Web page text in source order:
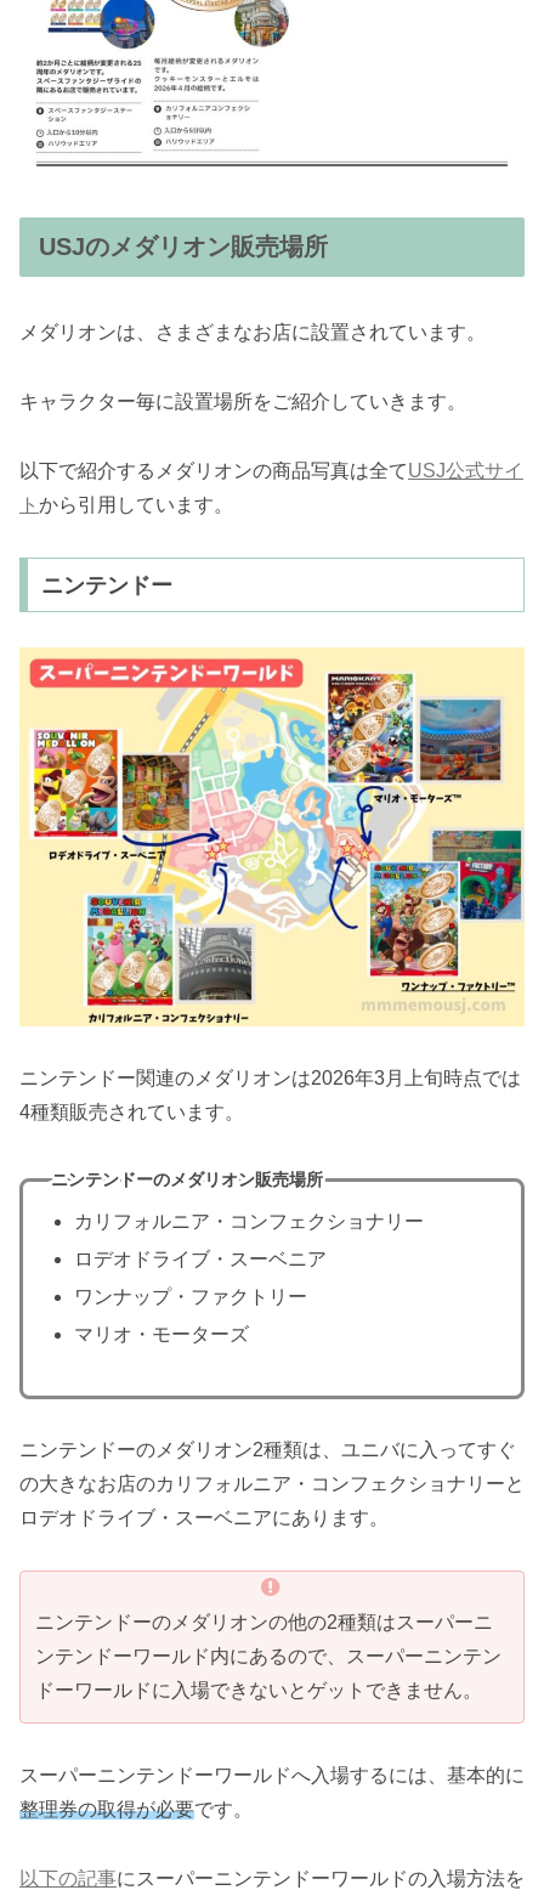
USJのメダリオン販売場所
メダリオンは、さまざまなお店に設置されています。
キャラクター毎に設置場所をご紹介していきます。
以下で紹介するメダリオンの商品写真は全てUSJ公式サイ
ト から引用しています。
ニンテンドー
ニンテンドー関連のメダリオンは2026年3月上旬時点では
4種類販売されています。
ニンテンドーのメダリオン販売場所
カリフォルニア・コンフェクショナリー
ロデオドライブ・スーベニア
ワンナップ・ファクトリー
マリオ・モーターズ
ニンテンドーのメダリオン2種類は、ユニバに入ってすぐ
の大きなお店のカリフォルニア・コンフェクショナリーと
ロデオドライブ・スーベニアにあります。
ニンテンドーのメダリオンの他の2種類はスーパーニ
ンテンドーワールド内にあるので、スーパーニンテン
ドーワールドに入場できないとゲットできません。
スーパーニンテンドーワールドへ入場するには、基本的に
整理券の取得が必要です。
以下の記事にスーパーニンテンドーワールドの入場方法を